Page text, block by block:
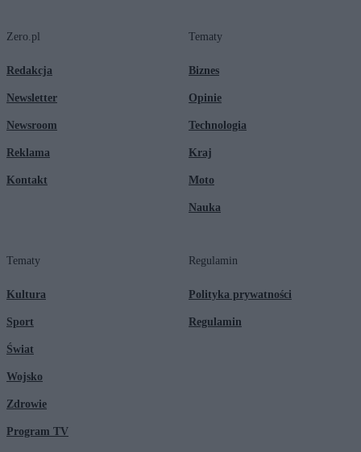
Zero.pl
Redakcja
Newsletter
Newsroom
Reklama
Kontakt
Tematy
Biznes
Opinie
Technologia
Kraj
Moto
Nauka
Tematy
Kultura
Sport
Świat
Wojsko
Zdrowie
Program TV
Regulamin
Polityka prywatności
Regulamin